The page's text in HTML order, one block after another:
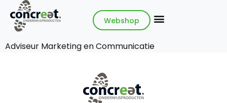
Webshop
Adviseur Marketing en Communicatie